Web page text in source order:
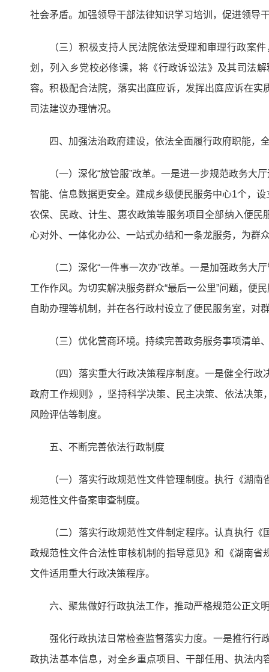
社会矛盾。加强领导干部法律知识学习培训，促进领导
（三）积极支持人民法院依法受理和审理行政案
划，列入乡党校必修课，将《行政诉讼法》及其司法
容。积极配合法院，落实出庭应诉，发挥出庭应诉在
司法建议办理情况。
四、加强法治政府建设，依法全面履行政府职能，
（一）深化“放管服”改革。一是进一步规范政务
智能、信息数据更安全。建成乡级便民服务中心1个，
农保、民政、计生、惠农政策等服务项目全部纳入便
心对外、一体化办公、一站式办结和一条龙服务，为群
（二）深化“一件事一次办”改革。一是加强政务
工作作风。为切实解决服务群众“最后一公里”问题，便
自助办理等机制，并在各行政村设立了便民服务室，对
（三）优化营商环境。持续完善政务服务事项清
（四）落实重大行政决策程序制度。一是健全行
政府工作规则》，坚持科学决策、民主决策、依法决
风险评估等制度。
五、不断完善依法行政制度
（一）落实行政规范性文件管理制度。执行《湖
规范性文件备案审查制度。
（二）落实行政规范性文件制定程序。认真执行
政规范性文件合法性审核机制的指导意见》和《湖南
文件适用重大行政决策程序。
六、聚焦做好行政执法工作，推动严格规范公正文
强化行政执法日常检查监督落实力度。一是推行行
政执法基本信息，对全乡重点项目、干部任用、执法